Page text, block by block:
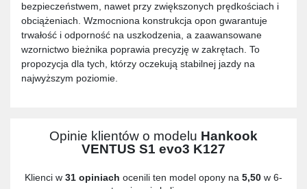
bezpieczeństwem, nawet przy zwiększonych prędkościach i
obciążeniach. Wzmocniona konstrukcja opon gwarantuje
trwałość i odporność na uszkodzenia, a zaawansowane
wzornictwo bieżnika poprawia precyzję w zakrętach. To
propozycja dla tych, którzy oczekują stabilnej jazdy na
najwyższym poziomie.
Opinie klientów o modelu Hankook
VENTUS S1 evo3 K127
Klienci w 31 opiniach ocenili ten model opony na 5,50 w 6-